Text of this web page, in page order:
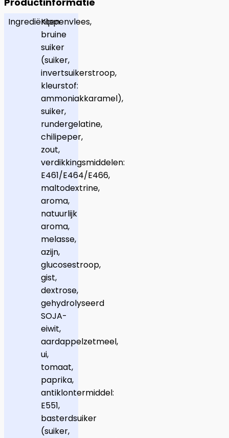
IngrediëntenKippenvlees,
bruine
suiker
(suiker,
invertsuikerstroop,
kleurstof:
ammoniakkaramel),
suiker,
rundergelatine,
chilipeper,
zout,
verdikkingsmiddelen:
E461/E464/E466,
maltodextrine,
aroma,
natuurlijk
aroma,
melasse,
azijn,
glucosestroop,
gist,
dextrose,
gehydrolyseerd
SOJA-
eiwit,
aardappelzetmeel,
ui,
tomaat,
paprika,
antiklontermiddel:
E551,
basterdsuiker
(suiker,